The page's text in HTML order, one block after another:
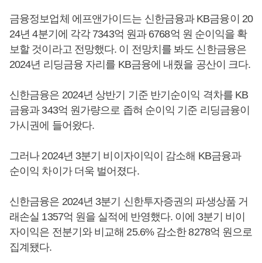
금융정보업체 에프앤가이드는 신한금융과 KB금융이 20
24년 4분기에 각각 7343억 원과 6768억 원 순이익을 확
보할 것이라고 전망했다. 이 전망치를 봐도 신한금융은
2024년 리딩금융 자리를 KB금융에 내줬을 공산이 크다.
신한금융은 2024년 상반기 기준 반기순이익 격차를 KB
금융과 343억 원가량으로 좁혀 순이익 기준 리딩금융이
가시권에 들어왔다.
그러나 2024년 3분기 비이자이익이 감소해 KB금융과
순이익 차이가 더욱 벌어졌다.
신한금융은 2024년 3분기 신한투자증권의 파생상품 거
래손실 1357억 원을 실적에 반영했다. 이에 3분기 비이
자이익은 전분기와 비교해 25.6% 감소한 8278억 원으로
집계됐다.